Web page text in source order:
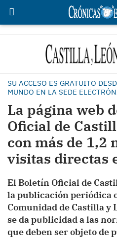
SU ACCESO ES GRATUITO
MUNDO EN LA SEDE
La página web
Oficial de
con más de 1,2
visitas directas
El Boletín Oficial de
la publicación periódica
Comunidad de Castilla y
se da publicidad a las
que deben ser objeto de